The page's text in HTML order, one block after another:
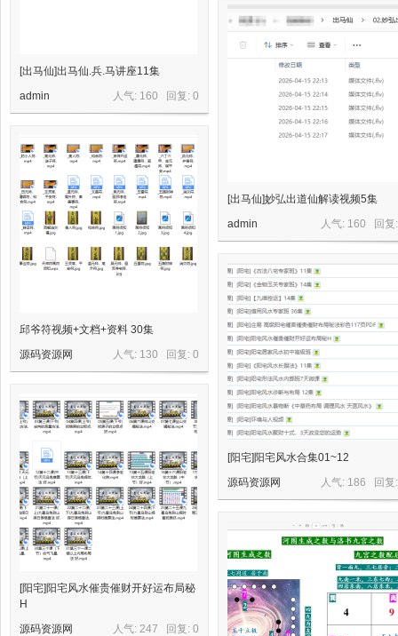
[出马仙]出马仙.兵.马讲座11集
人气: 160 回复: 0
admin
[出马仙]妙弘出道仙解读视频5集
人气: 160 回
admin
邱爷符视频+文档+资料 30集
人气: 130 回复: 0
源码资源网
[阳宅]阳宅风水合集01~12
人气: 186 回
源码资源网
[阳宅]阳宅风水催贵催财开好运布局秘
H
人气: 247 回复: 0
源码资源网